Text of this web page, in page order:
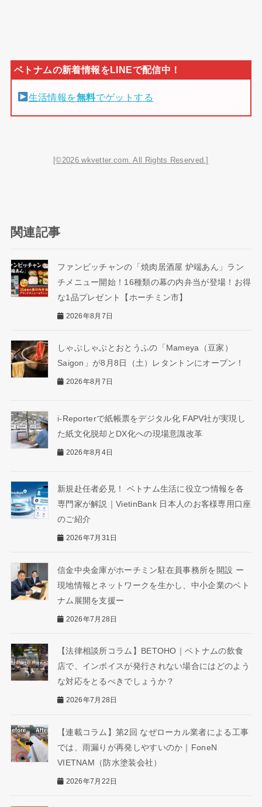
生活情報を無料でゲットする
[©2026 wkvetter.com. All Rights Reserved.]
関連記事
ファンビッチャンの「焼肉居酒屋 炉端あん」ラン
チメニュー開始！16種類の幕の内弁当が登場！お得
な1品プレゼント【ホーチミン市】
2026年8月7日
しゃぶしゃぶとおとうふの「Mameya（豆家）
Saigon」が8月8日（土）レタントンにオープン！
2026年8月7日
i-Reporterで紙帳票をデジタル化 FAPV社が実現し
た紙文化脱却とDX化への現場意識改革
2026年8月4日
新規赴任者必見！ ベトナム生活に役立つ情報を各
専門家が解説｜VietinBank 日本人のお客様専用口座
のご紹介
2026年7月31日
信金中央金庫がホーチミン駐在員事務所を開設 ー
現地情報とネットワークを生かし、中小企業のベト
ナム展開を支援ー
2026年7月28日
【法律相談所コラム】BETOHO｜ベトナムの飲食
店で、インボイスが発行されない場合にはどのよう
な対応をとるべきでしょうか？
2026年7月28日
【連載コラム】第2回 なぜローカル業者による工事
では、雨漏りが再発しやすいのか｜FoneN
VIETNAM（防水塗装会社）
2026年7月22日